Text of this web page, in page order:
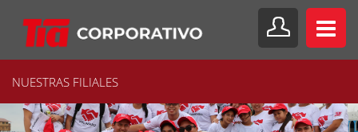
NUESTRAS FILIALES